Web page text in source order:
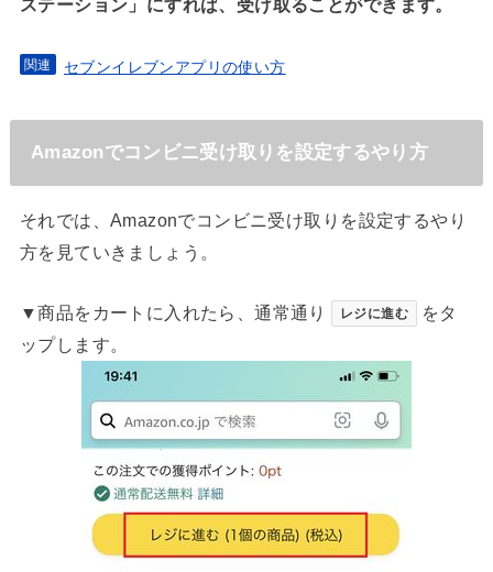
ステーション」にすれば、受け取ることができます。
セブンイレブンアプリの使い方
Amazonでコンビニ受け取りを設定するやり方
それでは、Amazonでコンビニ受け取りを設定するやり
方を見ていきましょう。
▼商品をカートに入れたら、通常通り レジに進む
をタ
ップします。